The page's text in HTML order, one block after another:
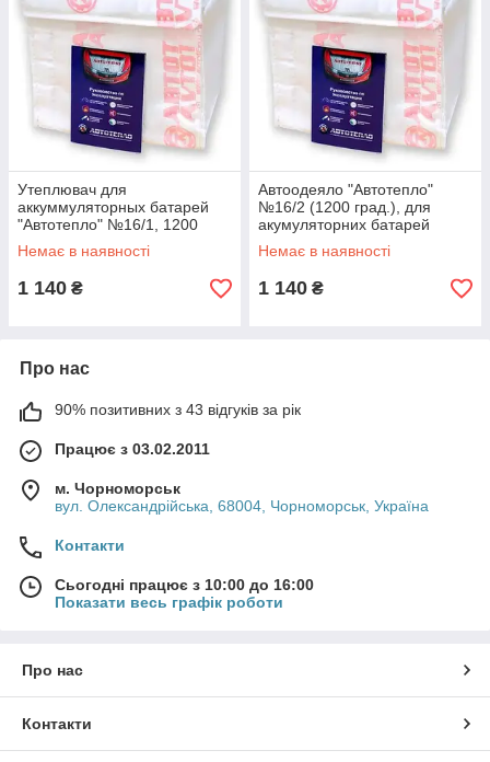
Утеплювач для
аккуммуляторных батарей
"Автотепло" №16/1, 1200
град.
Немає в наявності
1 140 ₴
Автоодеяло "Автотепло"
№16/2 (1200 град.), для
акумуляторних батарей
Немає в наявності
1 140 ₴
Про нас
90% позитивних з 43 відгуків за рік
Працює з 03.02.2011
м. Чорноморськ
вул. Олександрійська, 68004, Чорноморськ, Україна
Контакти
Сьогодні працює з 10:00 до 16:00
Показати весь графік роботи
Про нас
Контакти